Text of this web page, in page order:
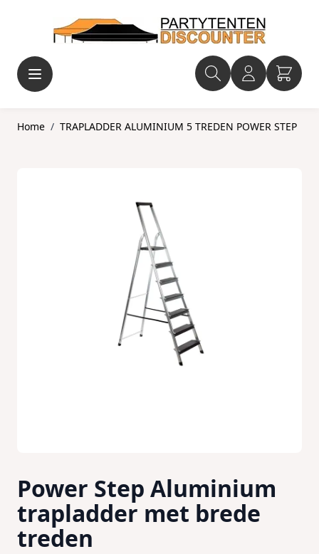
Home / TRAPLADDER ALUMINIUM 5 TREDEN POWER STEP
Power Step Aluminium
trapladder met brede
treden